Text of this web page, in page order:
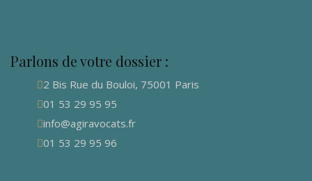
Parlons de votre dossier :
2 Bis Rue du Bouloi, 75001 Paris
01 53 29 95 95
info@agiravocats.fr
01 53 29 95 96